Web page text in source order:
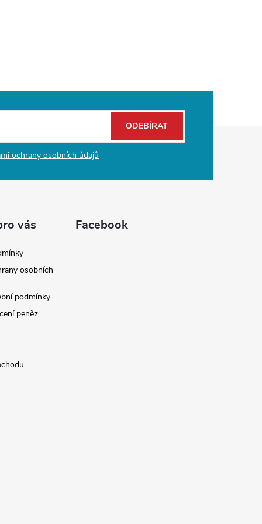
ochrany osobních údajů
ODEBÍRAT
vás
osobních
podmínky
peněz
Facebook